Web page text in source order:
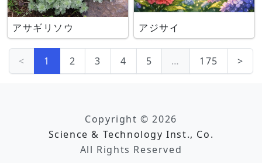
アサギリソウ アジサイ
< 1 2 3 4 5 … 175 >
Copyright © 2026
Science & Technology Inst., Co.
All Rights Reserved